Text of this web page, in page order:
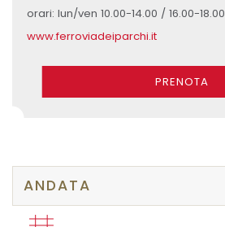
orari: lun/ven 10.00-14.00 / 16.00-18.00
www.ferroviadeiparchi.it
PRENOTA
ANDATA